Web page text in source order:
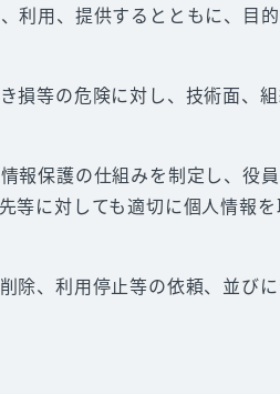
利用、提供するとともに、目
損等の危険に対し、技術面、
報保護の仕組みを制定し、役
に対しても適切に個人情報
除、利用停止等の依頼、並び